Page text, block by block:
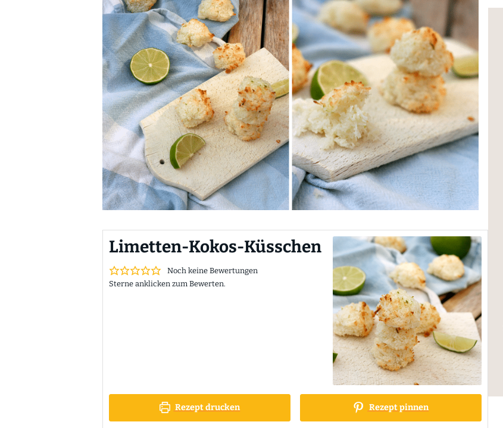
Limetten-Kokos-Küsschen
Noch keine Bewertungen
Sterne anklicken zum Bewerten.
Rezept drucken Rezept pinnen